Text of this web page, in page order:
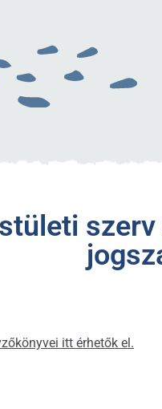
itt érhetők el.